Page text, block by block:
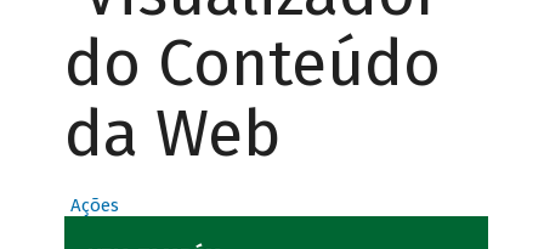
do Conteúdo
da Web
Ações